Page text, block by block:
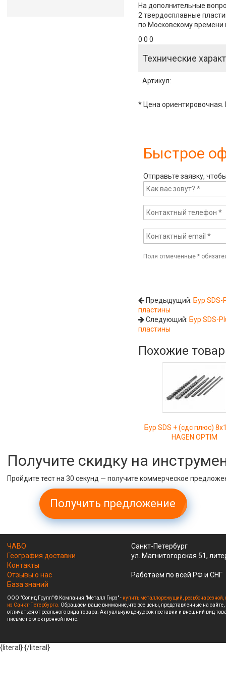
На дополнительные
2 твердосплавные
по Московскому времени
0 0 0
Технические
Артикул:
* Цена ориентировочная.
Быстрое
Отправьте заявку,
Поля отмеченные*
Предыдущий: Бур
пластины
Следующий: Бур SDS-
пластины
Похожие
Бур SDS + (сдс плюс)
HAGEN OPTIM
Получите скидку на
Пройдите тест на 30 секунд — получите коммерческое
Получить предложение
ЧАВО
География доставки
Контакты
Отзывы о нас
База знаний
Санкт-Петербург
ул. Магнитогорская 51,
Работаем по всей РФ и СНГ
ООО "Солид Групп" © Компания "Металл Гирз" - купить металлорежущий,
из Санкт-Петербурга. Обращаем ваше внимание, что все цены, представленные на
отличаться от реального вида товара. Актуальную цену,срок поставки и внешний вид
письме по электронной почте.
{literal}{/literal}